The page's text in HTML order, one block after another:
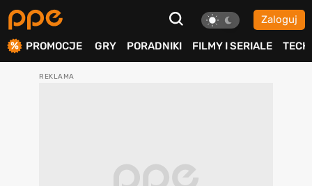
Zaloguj
PROMOCJE GRY PORADNIKI FILMY I SERIALE TECH